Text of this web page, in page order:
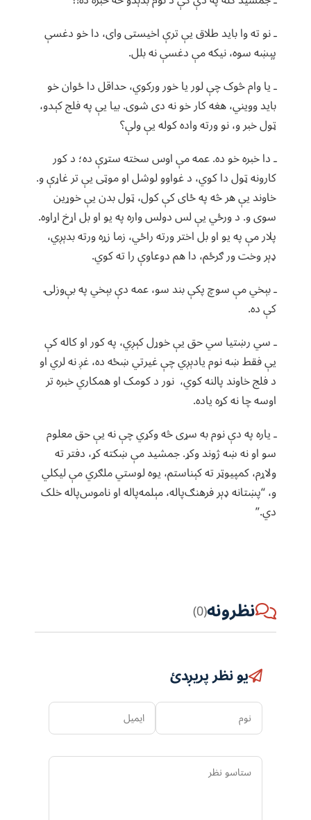
ـ نو ته وا باید طلاق یې ترې اخیستی وای، دا خو دغسې
پېښه سوه، نیکه مې دغسې نه بلل.
ـ یا وام څوک چې لور یا خور ورکوي، حداقل دا ځوان خو
باید وویني، هغه کار خو نه دی شوی. بیا یې په فلج کېدو،
ټول خبر و، نو ورته واده کوله یې ولې؟
ـ دا خبره خو ده. عمه مې اوس سخته ستړې ده؛ د کور
کارونه ټول دا کوي، د غواوو لوشل او موټی یې تر غاړې و.
خاوند یې هر څه په ځای کې کول، ټول بدن یې خوړین
سوی و. د ورځي یې لس دولس واره په یو او بل اړخ اړاوه.
پلار مې په یو او بل اختر ورته راځي، زما زړه ورته بدېږي،
ډېر وخت ور ګرځم، دا هم دوعاوې را ته کوي.
ـ بېخي مې سوچ پکې بند سو، عمه دې بېخي په بې‌وزلۍ
کې ده.
ـ سي رښتیا سي حق یې خوړل کېږي، په کور او کاله کې
یې فقط ښه نوم یادېږي چې غیرتي ښځه ده، غږ نه لري او
د فلج خاوند پالنه کوي، نور د کومک او همکاري خبره تر
اوسه چا نه کړه یاده.
ـ یاره په دې نوم به سړی څه وکړي چې نه یې حق معلوم
سو او نه ښه ژوند وکړ. جمشید مې ښکته کړ، دفتر ته
ولاړم، کمپیوټر ته کېناستم، یوه لوستي ملګري مې لیکلي
و، “پښتانه ډېر فرهنګ‌پاله، مېلمه‌پاله او ناموس‌پاله خلک
دي.”
نظرونه(0)
یو نظر پریږدئ
نوم ایمیل
ستاسو